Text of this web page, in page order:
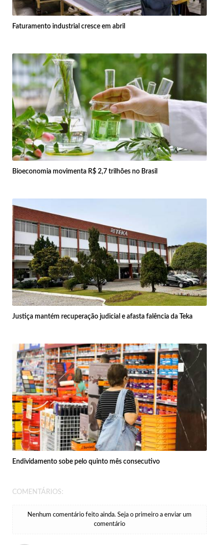
Faturamento industrial cresce em abril
Bioeconomia movimenta R$ 2,7 trilhões no Brasil
Justiça mantém recuperação judicial e afasta falência da Teka
Endividamento sobe pelo quinto mês consecutivo
COMENTÁRIOS:
Nenhum comentário feito ainda. Seja o primeiro a enviar um
comentário